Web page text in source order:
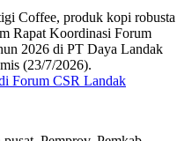
Forum CSR Landak